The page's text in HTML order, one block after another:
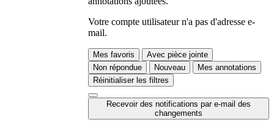
Votre compte utilisateur n'a pas d'adresse e-
mail.
Mes favoris
Avec pièce jointe
Non répondue
Nouveau
Mes annotations
Réinitialiser les filtres
Recevoir des notifications par e-mail des
changements